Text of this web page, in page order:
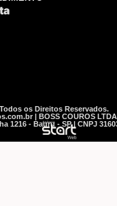
os Direitos Reservados.
| BOSS COUROS
1216 - Bauru - SP | CNPJ